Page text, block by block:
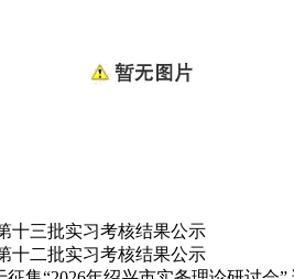
十三批实习考核结果公示
十二批实习考核结果公示